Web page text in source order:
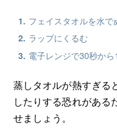
フェイスタオルを水で
ラップにくるむ
電子レンジで30秒から
蒸しタオルが熱すぎる
したりする恐れがある
せましょう。